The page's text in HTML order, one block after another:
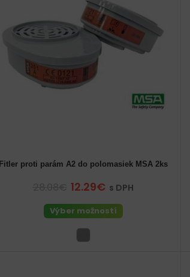
Fitler proti parám A2 do polomasiek MSA 2ks
12.29€ s DPH
Výber možností